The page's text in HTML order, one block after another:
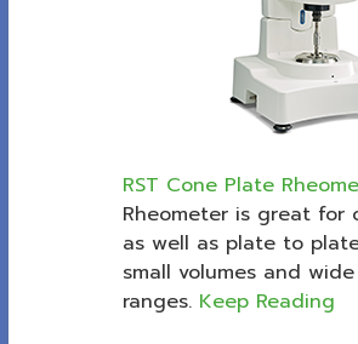
RST Cone Plate
Rheometer is great for
as well as plate to
small volumes and
ranges. Keep Reading